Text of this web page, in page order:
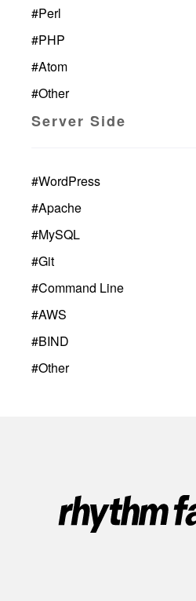
#Perl
#PHP
#Atom
#Other
Server Side
#WordPress
#Apache
#MySQL
#Git
#Command Line
#AWS
#BIND
#Other